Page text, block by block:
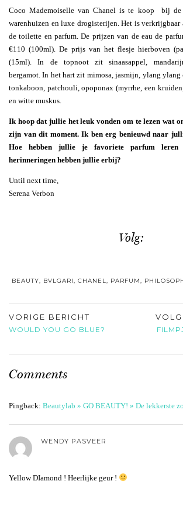
Coco Mademoiselle van Chanel is te koop bij de
warenhuizen en luxe drogisterijen. Het is verkrijgbaar
de toilette en parfum. De prijzen van de eau de
€110 (100ml). De prijs van het flesje hierboven
(15ml). In de topnoot zit sinaasappel,
bergamot. In het hart zit mimosa, jasmijn, ylang ylang
tonkaboon, patchouli, opoponax (myrrhe, een
en witte muskus.
Ik hoop dat jullie het leuk vonden om te lezen wat
zijn van dit moment. Ik ben erg benieuwd naar
Hoe hebben jullie je favoriete parfum leren
herinneringen hebben jullie erbij?
Until next time,
Serena Verbon
Volg:
BEAUTY BVLGARI CHANEL PARFUM
VORIGE BERICHT
WOULD YOU GO BLUE?
Comments
Pingback: Beautylab » GO BEAUTY! » De lekkerste
WENDY PASVEER
Yellow DIamond ! Heerlijke geur !